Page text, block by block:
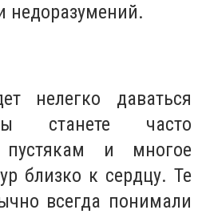
недоразумений.
нелегко даваться
станете часто
пустякам и многое
близко к сердцу. Те
всегда понимали